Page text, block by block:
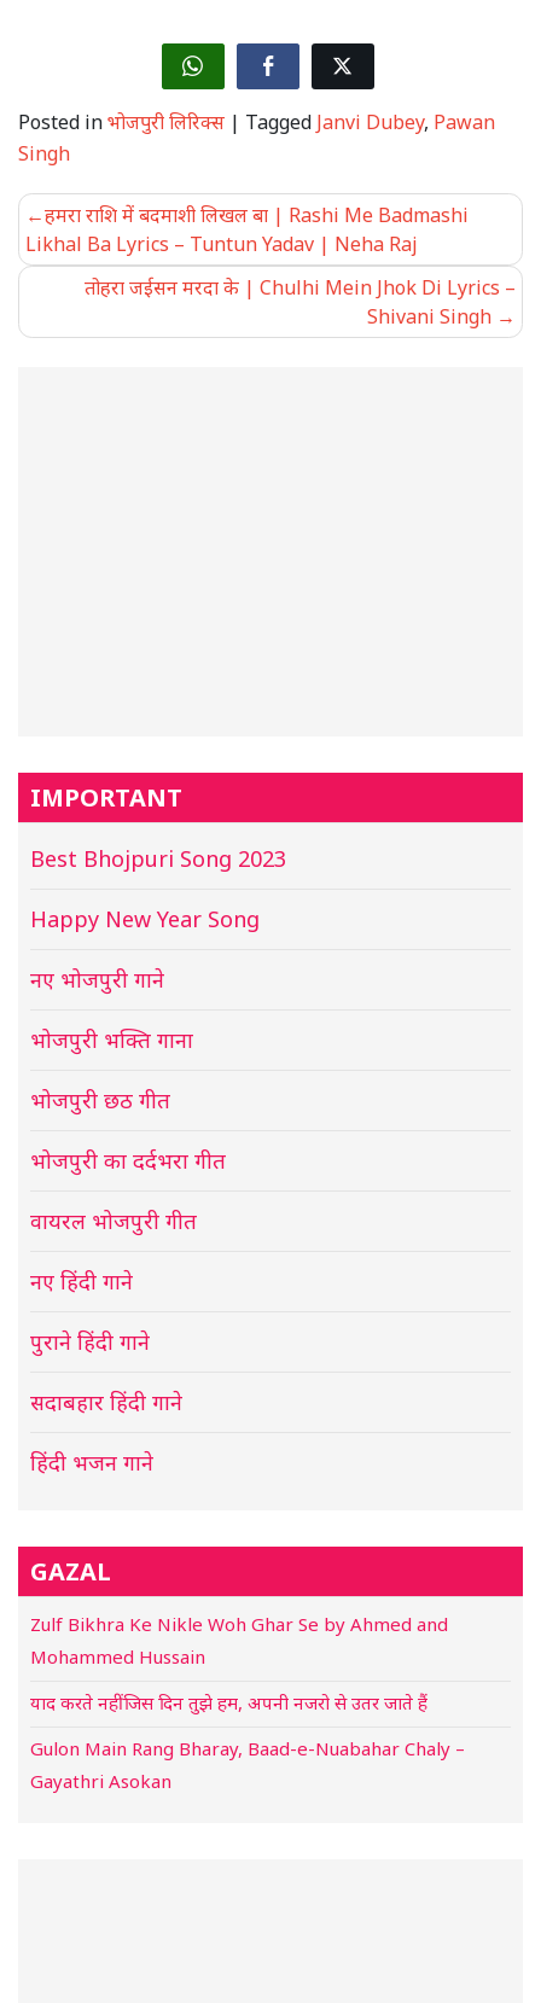
Posted inभोजपुरी लिरिक्स | Tagged Janvi Dubey, Pawan
Singh
Post
navigation
हमरा राशि में बदमाशी लिखल बा | Rashi Me Badmashi
Likhal Ba Lyrics – Tuntun Yadav | Neha Raj
तोहरा जईसन मरदा के | Chulhi Mein Jhok Di Lyrics –
Shivani Singh
IMPORTANT
Best Bhojpuri Song 2023
Happy New Year Song
नए भोजपुरी गाने
भोजपुरी भक्ति गाना
भोजपुरी छठ गीत
भोजपुरी का दर्दभरा गीत
वायरल भोजपुरी गीत
नए हिंदी गाने
पुराने हिंदी गाने
सदाबहार हिंदी गाने
हिंदी भजन गाने
GAZAL
Zulf Bikhra Ke Nikle Woh Ghar Se by Ahmed and
Mohammed Hussain
याद करते नहीं जिस दिन तुझे हम, अपनी नजरो से उतर जाते हैं
Gulon Main Rang Bharay, Baad-e-Nuabahar Chaly –
Gayathri Asokan